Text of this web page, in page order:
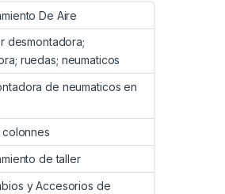
De Aire
desmontadora;
ruedas; neumaticos
de neumaticos en
de taller
y Accesorios de